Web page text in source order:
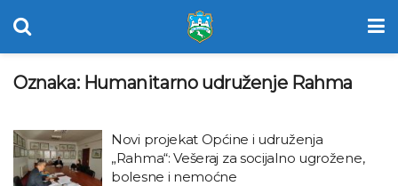
Oznaka: Humanitarno udruženje Rahma
Novi projekat Općine i udruženja
„Rahma“: Vešeraj za socijalno ugrožene,
bolesne i nemoćne